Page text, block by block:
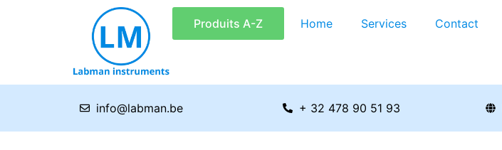
Produits A-Z Home Services Contact
info@labman.be + 32 478 90 51 93